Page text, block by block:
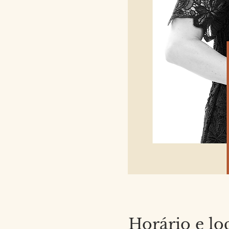
Horário e